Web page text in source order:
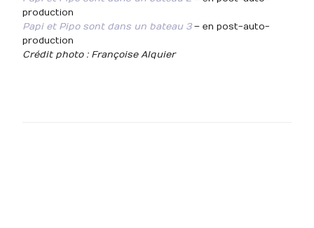
production
Papi et Pipo sont dans un bateau 3– en post-auto-
production
Crédit photo : Françoise Alquier